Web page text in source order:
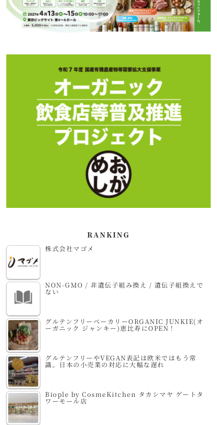
RANKING
株式会社マゴメ
NON-GMO / 非遺伝子組み換え / 遺伝子組換えで
ない
グルテンフリーベーカリーORGANIC JUNKIE(オ
ーガニック ジャンキー)恵比寿にOPEN！
グルテンフリーやVEGAN表記は欧米ではもう常
識。日本の小売業の対応に大幅な遅れ
Biople by CosmeKitchen タカシマヤ ゲートタ
ワーモール店